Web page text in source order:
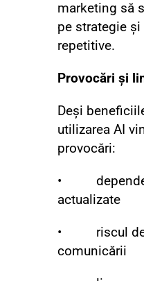
marketing să
pe strategie
repetitive.
Provocări și
Deși
utilizarea AI
provocări:
•
actualizate
• riscul de
comunicării